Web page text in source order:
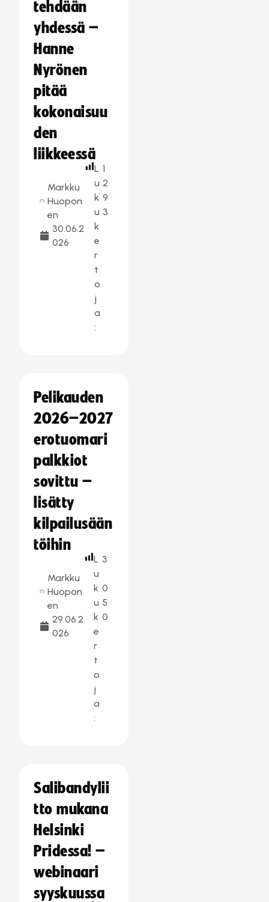
tehdään
yhdessä –
Hanne
Nyrönen
pitää
kokonaisuu
den
liikkeessä
Markku
Huopon
en
30.06.2
026
L
u
k
u
k
e
r
t
o
j
a
:
1
2
9
3
Pelikauden
2026–2027
erotuomari
palkkiot
sovittu –
lisätty
kilpailusään
töihin
Markku
Huopon
en
29.06.2
026
L
u
k
u
k
e
r
t
o
j
a
:
3
0
5
0
Salibandylii
tto mukana
Helsinki
Pridessa! –
webinaari
syyskuussa